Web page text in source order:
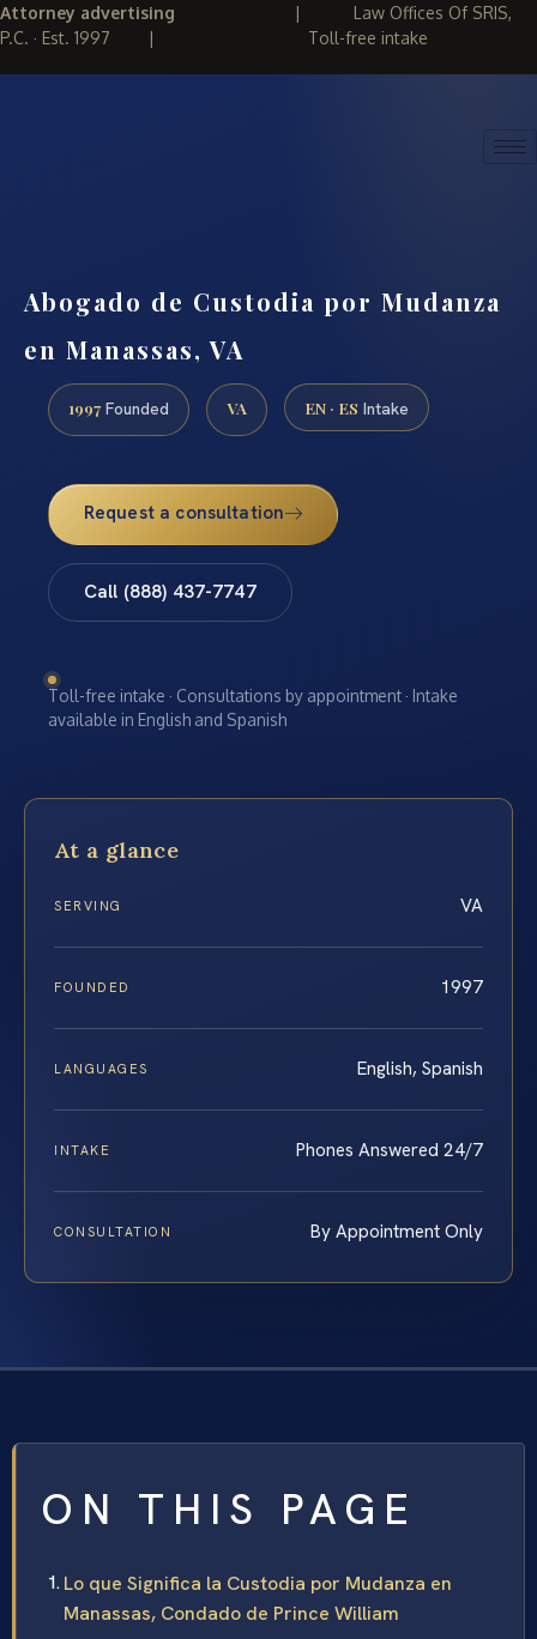
Attorney advertising | Law Offices Of SRIS,
P.C. · Est. 1997 | Toll-free intake
Abogado de Custodia por Mudanza
en Manassas, VA
1997 Founded VA EN · ES Intake
Request a consultation
Call (888) 437-7747
Toll-free intake · Consultations by appointment · Intake
available in English and Spanish
At a glance
SERVING VA
FOUNDED 1997
LANGUAGES English, Spanish
INTAKE Phones Answered 24/7
CONSULTATION By Appointment Only
ON THIS PAGE
Lo que Significa la Custodia por Mudanza en
Manassas, Condado de Prince William